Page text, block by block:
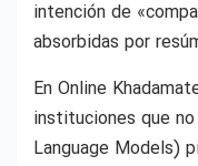
intención de
absorbidas por
En Online
instituciones que
Language Models)